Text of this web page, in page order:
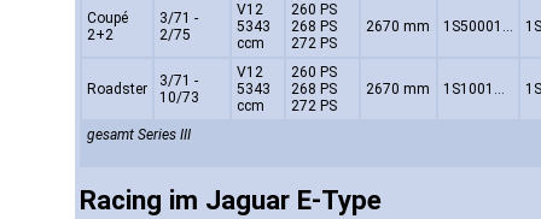
Coupé
2+2
3/71 -
2/75
V12
5343
ccm
260 PS
268 PS
272 PS
2670 mm 1S50001...
Roadster
3/71 -
10/73
V12
5343
ccm
260 PS
268 PS
272 PS
2670 mm 1S1001...
gesamt Series III
Racing im Jaguar E-Type